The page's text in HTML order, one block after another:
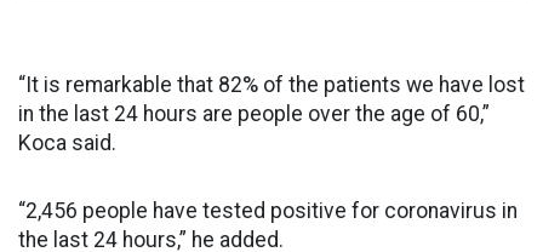
“It is remarkable that 82% of the patients we have lost
in the last 24 hours are people over the age of 60,”
Koca said.
“2,456 people have tested positive for coronavirus in
the last 24 hours,” he added.